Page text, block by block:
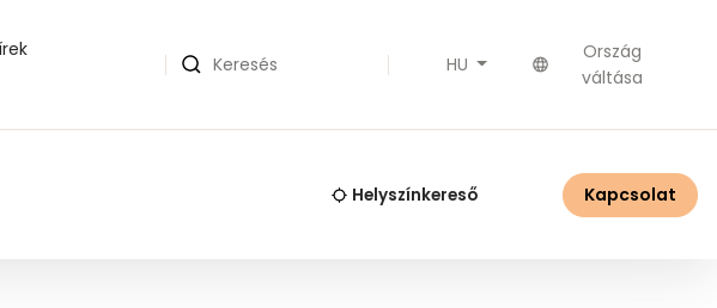
Keresés HU
Ország
váltása
Helyszínkereső Kapcsolat